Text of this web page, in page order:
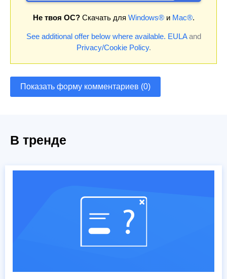
Не твоя ОС?Скачать для Windows®и Mac®.
See additional offer below where available. EULAand
Privacy/Cookie Policy.
Показать форму комментариев (0)
В тренде